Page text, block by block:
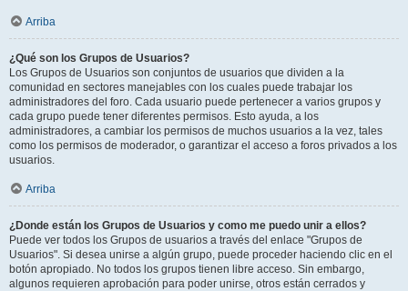
Arriba
¿Qué son los Grupos de Usuarios?
Los Grupos de Usuarios son conjuntos de usuarios que dividen a la
comunidad en sectores manejables con los cuales puede trabajar los
administradores del foro. Cada usuario puede pertenecer a varios grupos y
cada grupo puede tener diferentes permisos. Esto ayuda, a los
administradores, a cambiar los permisos de muchos usuarios a la vez, tales
como los permisos de moderador, o garantizar el acceso a foros privados a los
usuarios.
Arriba
¿Donde están los Grupos de Usuarios y como me puedo unir a ellos?
Puede ver todos los Grupos de usuarios a través del enlace "Grupos de
Usuarios". Si desea unirse a algún grupo, puede proceder haciendo clic en el
botón apropiado. No todos los grupos tienen libre acceso. Sin embargo,
algunos requieren aprobación para poder unirse, otros están cerrados y